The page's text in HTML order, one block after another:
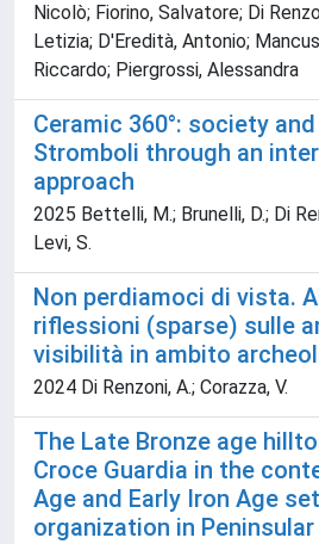
Nicolò; Fiorino, Salvatore; Di
Letizia; D'Eredità, Antonio;
Riccardo; Piergrossi, Alessandra
Ceramic 360°: society
Stromboli through an
approach
2025 Bettelli, M.; Brunelli, D.; Di
Levi, S.
Non perdiamoci di vista.
riflessioni (sparse) sulle
visibilità in ambito
2024 Di Renzoni, A.; Corazza, V.
The Late Bronze age
Croce Guardia in the
Age and Early Iron Age
organization in